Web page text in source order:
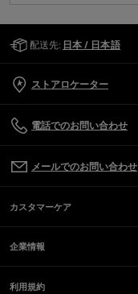
配送先: 日本 / 日本語
ストアロケーター
電話でのお問い合わせ
メールでのお問い合わせ
カスタマーケア
企業情報
利用規約